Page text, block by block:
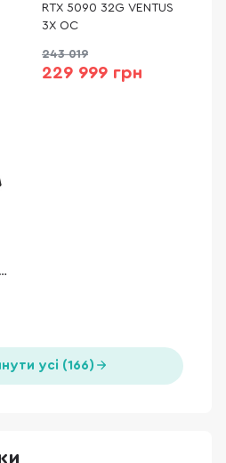
RTX 5090 32G VENTUS
3X OC
243 019
229 999 грн
усі (166)